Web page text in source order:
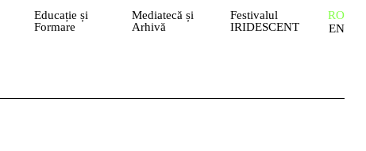
Educație și
Formare
Mediatecă și
Arhivă
Festivalul
IRIDESCENT
RO
EN